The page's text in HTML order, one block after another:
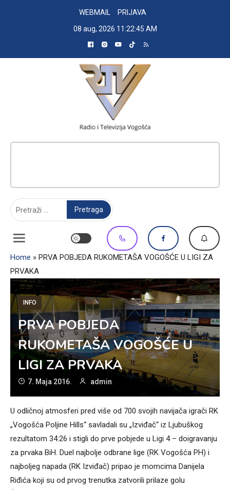
WEBMAIL
PRIJAVA
08 aug, 2026 11:22:45 AM
Home » PRVA POBJEDA RUKOMETAŠA VOGOŠĆE U LIGI ZA
PRVAKA
INFO
PRVA POBJEDA
RUKOMETAŠA VOGOŠĆE U
LIGI ZA PRVAKA
7. Maja 2016. admin
U odličnoj atmosferi pred više od 700 svojih navijača igrači RK
„Vogošća Poljine Hills“ savladali su „Izviđač“ iz Ljubuškog
rezultatom 34:26 i stigli do prve pobjede u Ligi 4 – doigravanju
za prvaka BiH. Duel najbolje odbrane lige (RK Vogošća PH) i
najboljeg napada (RK Izviđač) pripao je momcima Danijela
Riđića koji su od prvog trenutka zatvorili prilaze golu